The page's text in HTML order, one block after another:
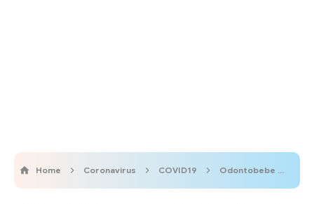
Home Coronavirus COVID19 Odontobebe